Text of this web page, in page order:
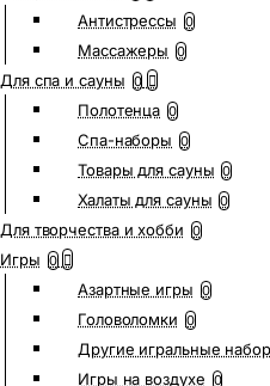
Антистрессы 0
Массажеры 0
Для спа и сауны 0
Полотенца 0
Спа-наборы 0
Товары для сауны 0
Халаты для сауны 0
Для творчества и хобби 0
Игры 0
Азартные игры 0
Головоломки 0
Другие игральные
Игры на воздухе 0